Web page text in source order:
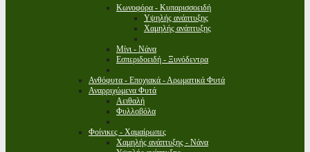
Κωνοφόρα - Κυπαρισσοειδή
Υψηλής ανάπτυξης
Χαμηλής ανάπτυξης
Μίνι - Νάνα
Εσπεριδοειδή - Ξυνόδεντρα
Ανθόφυτα - Εποχιακά - Αρωματικά Φυτά
Αναρριχώμενα Φυτά
Αειθαλή
Φυλλοβόλα
Φοίνικες - Χαμαίρωπες
Χαμηλής ανάπτυξης - Νάνα